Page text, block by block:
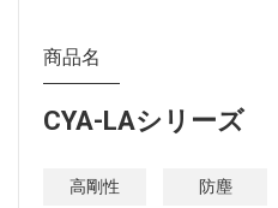
商品名
CYA-LAシリーズ
高剛性 防塵